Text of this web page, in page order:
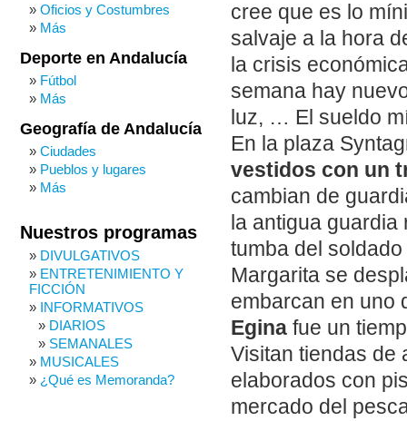
cree que es lo
salvaje a la hora
la crisis
semana hay
luz, … El sueldo
En la plaza
vestidos con un
cambian de
la antigua
tumba del
Margarita se
embarcan en uno
Egina fue un
Visitan tiendas de
elaborados con
mercado del
Oficios y Costumbres
Más
Deporte en Andalucía
Fútbol
Más
Geografía de Andalucía
Ciudades
Pueblos y lugares
Más
Nuestros programas
DIVULGATIVOS
ENTRETENIMIENTO Y
FICCIÓN
INFORMATIVOS
DIARIOS
SEMANALES
MUSICALES
¿Qué es Memoranda?